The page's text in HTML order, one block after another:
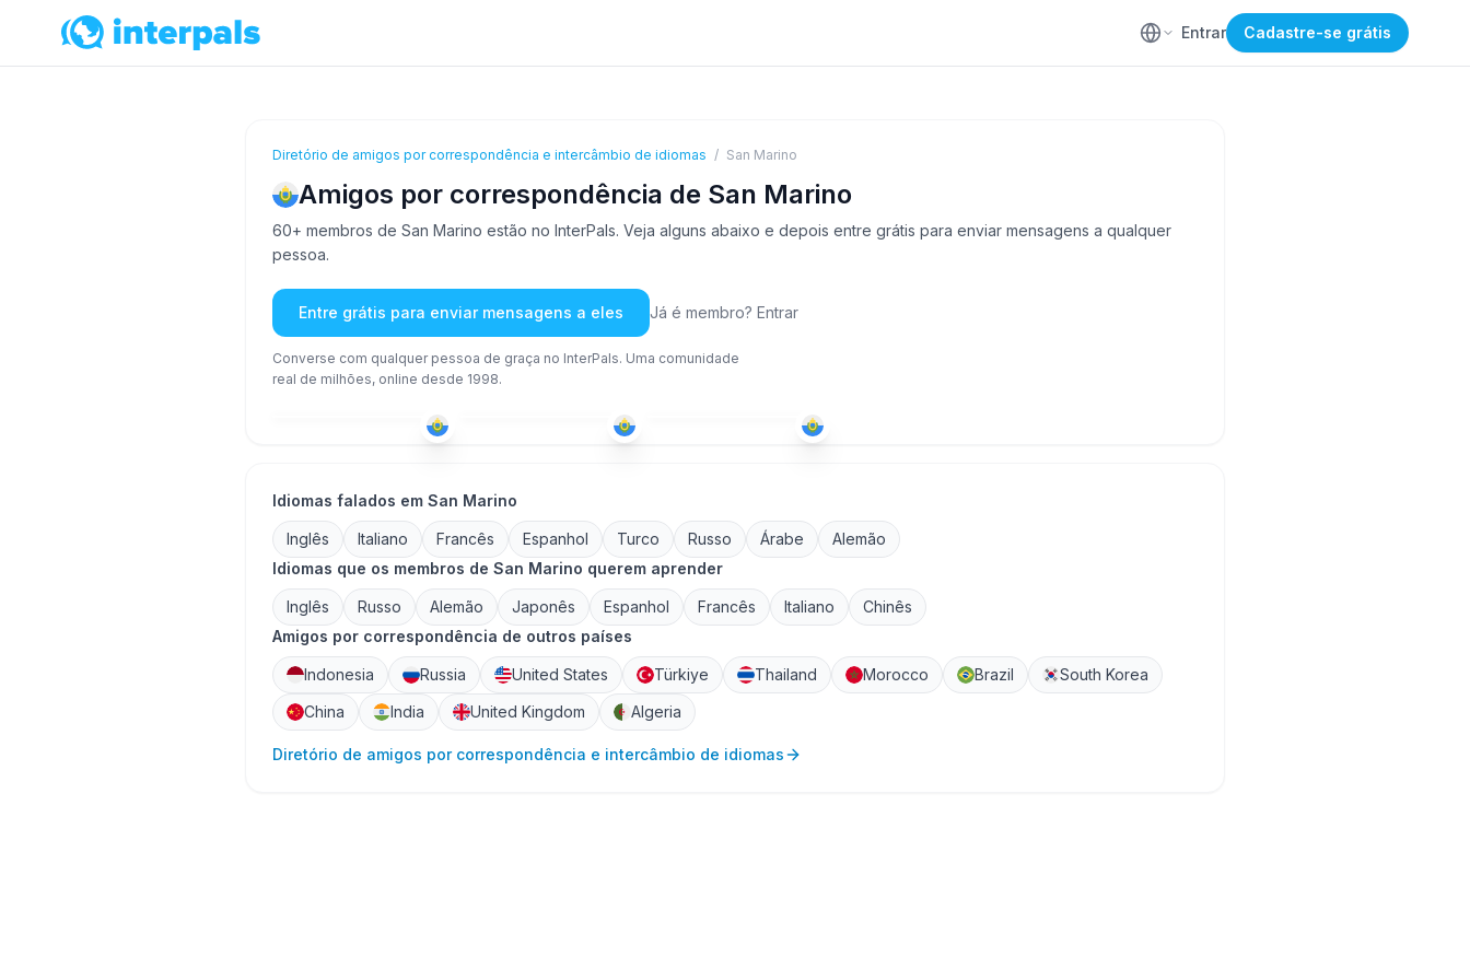
Entrar Cadastre-se grátis
Diretório de amigos por correspondência e intercâmbio de idiomas / San Marino
Amigos por correspondência de San Marino
60+ membros de San Marino estão no InterPals. Veja alguns abaixo e depois entre grátis para enviar mensagens a qualquer
pessoa.
Entre grátis para enviar mensagens a eles Já é membro? Entrar
Converse com qualquer pessoa de graça no InterPals. Uma comunidade
real de milhões, online desde 1998.
ITA PER
Idiomas falados em San Marino
Inglês Italiano Francês Espanhol Turco Russo Árabe
Alemão
Idiomas que os membros de San Marino querem aprender
Inglês Russo Alemão Japonês Espanhol Francês Italiano
Chinês
Amigos por correspondência de outros países
Indonesia Russia United States Türkiye Thailand Morocco Brazil
South Korea
China
India United Kingdom Algeria
Diretório de amigos por correspondência e intercâmbio de idiomas